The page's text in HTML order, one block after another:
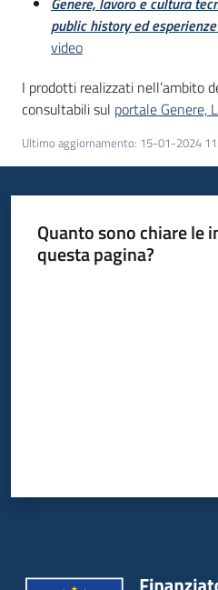
public history ed
video
I prodotti realizzati nell’ambito
consultabili sul portale Genere,
Ultimo aggiornamento: 15-01-2024
Quanto sono chiare le
questa pagina?